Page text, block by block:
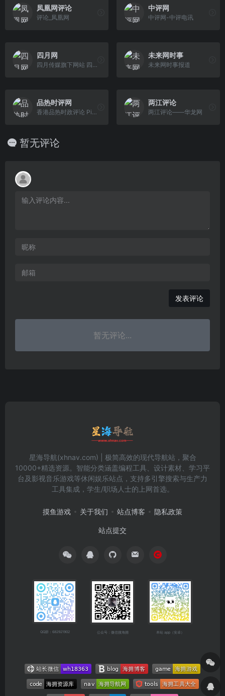
凤凰网评论
评论_凤凰网
中评网
中评网-中评电讯
四月网
四月传媒旗下网站 四月网（M4.CN）秉承“青年视角 中国认同 思想争鸣 全球关怀”的理念，致力于汇聚并培养有理想、有理性、有国际视野、有家国情怀的青 年精英，承继往圣绝学，传播中华文化、推动思想争鸣、塑造社会精神、报效民族中兴。作为华语圈最具影响力的青年思想门户，四月网将塑造一批批不断自我超越和推动社会进步的青年精 英。
未来网时事
未来网时事报道
品热时评网
香港品热时政评论 Pinre.com，专注港澳台最新时政分析，坚持一国两制为核心，第一时间深入品读香港、台湾、澳门最新时政热点。
两江评论
两江评论——华龙网
暂无评论
发表评论
暂无评论...
星海导航(xhnav.com) | 极简高效的现代导航站，聚合
10000+精选资源。智能分类涵盖编程工具、设计素材、学习平
台及影视音乐游戏等休闲娱乐站点，支持多引擎搜索与生产力
工具集成，学生/职场人士的上网首选。
摸鱼游戏 关于我们 站点博客 隐私政策
站点提交
QQ群：682921902 公众号：微信搜海拥 本站 app（安卓）